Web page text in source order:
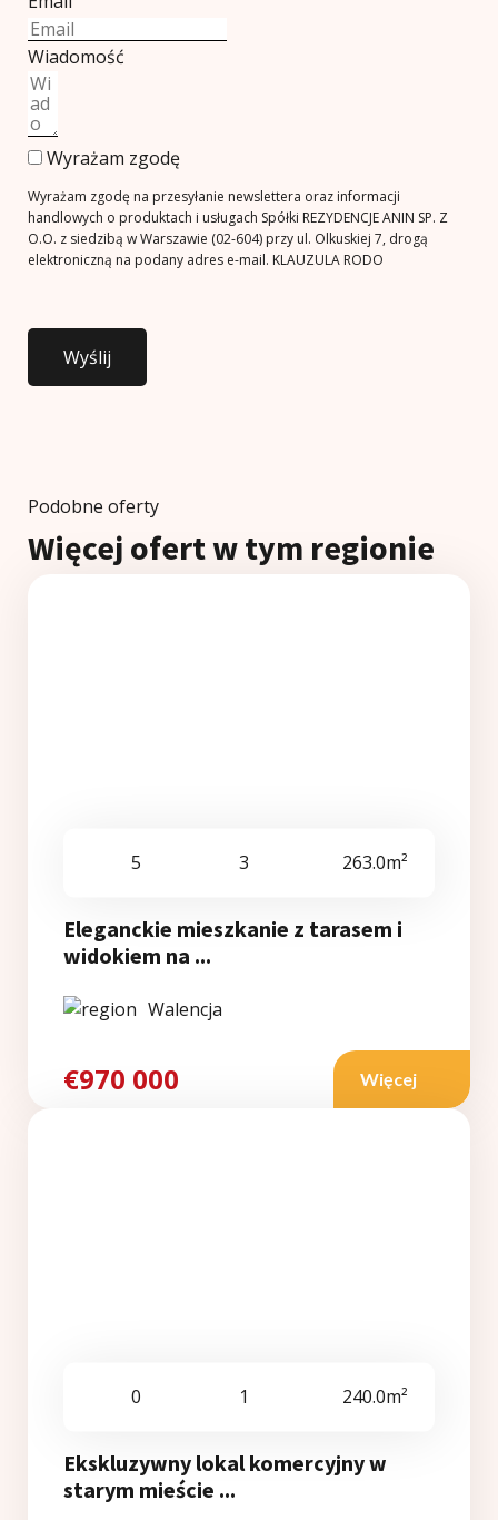
Wiadomość
Wyrażam zgodę
Wyrażam zgodę na przesyłanie newslettera oraz informacji
handlowych o produktach i usługach Spółki REZYDENCJE ANIN SP. Z
O.O. z siedzibą w Warszawie (02-604) przy ul. Olkuskiej 7, drogą
elektroniczną na podany adres e-mail. KLAUZULA RODO
Wyślij
Podobne oferty
Więcej ofert w tym regionie
5 3 263.0m²
Eleganckie mieszkanie z tarasem i
widokiem na ...
Walencja
€970 000 Więcej
0 1 240.0m²
Ekskluzywny lokal komercyjny w
starym mieście ...